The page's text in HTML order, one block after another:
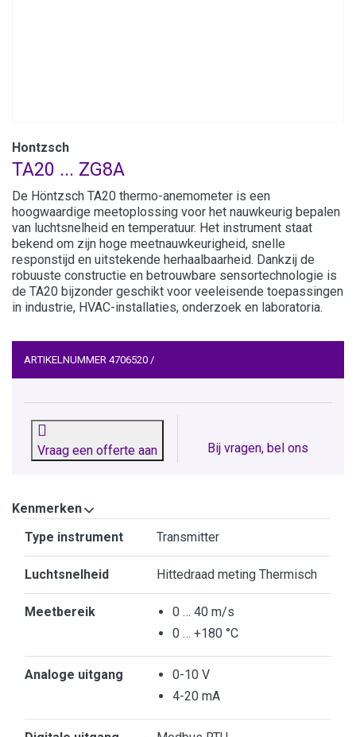
Hontzsch
TA20 ... ZG8A
De Höntzsch TA20 thermo-anemometer is een
hoogwaardige meetoplossing voor het nauwkeurig bepalen
van luchtsnelheid en temperatuur. Het instrument staat
bekend om zijn hoge meetnauwkeurigheid, snelle
responstijd en uitstekende herhaalbaarheid. Dankzij de
robuuste constructie en betrouwbare sensortechnologie is
de TA20 bijzonder geschikt voor veeleisende toepassingen
in industrie, HVAC-installaties, onderzoek en laboratoria.
ARTIKELNUMMER 4706520 /
Vraag een offerte aan Bij vragen, bel ons
Kenmerken
Type instrument Transmitter
Luchtsnelheid Hittedraad meting Thermisch
Meetbereik
0 … 40 m/s
0 … +180 °C
Analoge uitgang
0-10 V
4-20 mA